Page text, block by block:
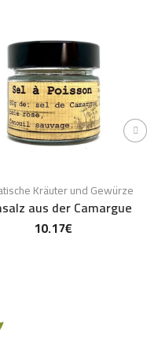
Kräuter und Gewürze
aus der Camargue
10.17€